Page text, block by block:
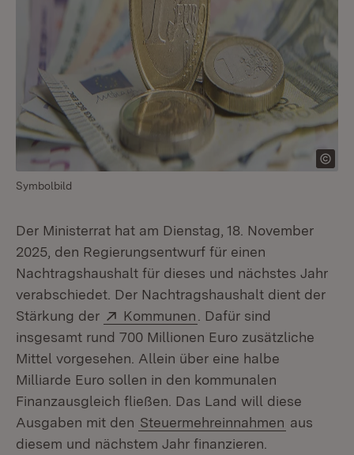
Symbolbild
Der Ministerrat hat am Dienstag, 18. November
2025, den Regierungsentwurf für einen
Nachtragshaushalt für dieses und nächstes Jahr
verabschiedet. Der Nachtragshaushalt dient der
Stärkung der
Extern:
Kommunen (Öffnet in neuem
. Dafür sind
insgesamt rund 700 Millionen Euro zusätzliche
Mittel vorgesehen. Allein über eine halbe
Milliarde Euro sollen in den kommunalen
Finanzausgleich fließen. Das Land will diese
Ausgaben mit den Steuermehreinnahmen aus
diesem und nächstem Jahr finanzieren.